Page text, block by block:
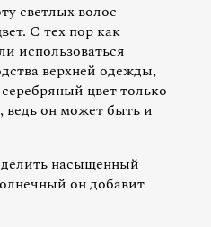
светлых волос
С тех пор как
использоваться
верхней одежды,
цвет только
ведь он может быть и
насыщенный
он добавит